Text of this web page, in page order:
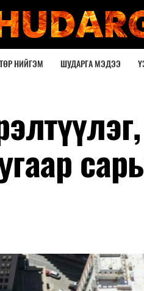
НИЙГЭМ ШУДАРГА МЭДЭЭ